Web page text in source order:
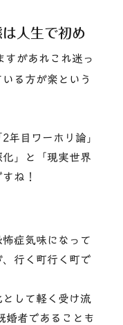
人生で初め
すがあれこれ迷っ
る方が楽という
年目ワーホリ論」
」と「現実世界
ね！
症気味になって
行く町行く町で
して軽く受け流
婚者であることも